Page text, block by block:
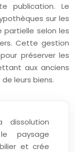
publication. Le
sur les
partielle selon les
Cette gestion
préserver les
aux anciens
leurs biens.
paysage
et crée